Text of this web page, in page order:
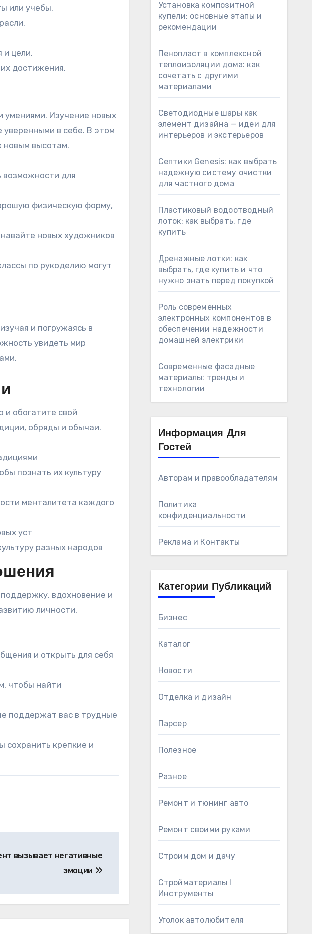
или учебы.
и цели.
достижения.
умениями. Изучение новых
уверенными в себе. В этом
новым высотам.
возможности для
физическую форму,
новых художников
по рукоделию могут
и погружаясь в
увидеть мир
и обогатите свой
обряды и обычаи.
познать их культуру
менталитета каждого
уст
разных народов
вдохновение и
личности,
и открыть для себя
чтобы найти
поддержат вас в трудные
сохранить крепкие и
вызывает негативные
эмоции
Установка композитной
купели: основные этапы и
рекомендации
Пенопласт в комплексной
теплоизоляции дома: как
сочетать с другими
материалами
Светодиодные шары как
элемент дизайна — идеи для
интерьеров и экстерьеров
Септики Genesis: как выбрать
надежную систему очистки
для частного дома
Пластиковый водоотводный
лоток: как выбрать, где
купить
Дренажные лотки: как
выбрать, где купить и что
нужно знать перед покупкой
Роль современных
электронных компонентов в
обеспечении надежности
домашней электрики
Современные фасадные
материалы: тренды и
технологии
Информация Для
Гостей
Авторам и правообладателям
Политика
конфиденциальности
Реклама и Контакты
Категории Публикаций
Бизнес
Каталог
Новости
Отделка и дизайн
Парсер
Полезное
Разное
Ремонт и тюнинг авто
Ремонт своими руками
Строим дом и дачу
Стройматериалы l
Инструменты
Уголок автолюбителя